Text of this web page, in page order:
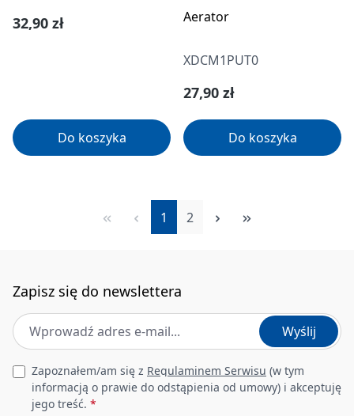
Cena regularna:
32,90 zł
Do koszyka
Aerator
XDCM1PUT0
Cena regularna:
27,90 zł
Do koszyka
Strona
1 Strona
2
Zapisz się do newslettera
Adres e-mail *
Wyślij
Leave this field empty
Zapoznałem/am się z Regulaminem Serwisu (w tym
informacją o prawie do odstąpienia od umowy) i akceptuję
jego treść. *